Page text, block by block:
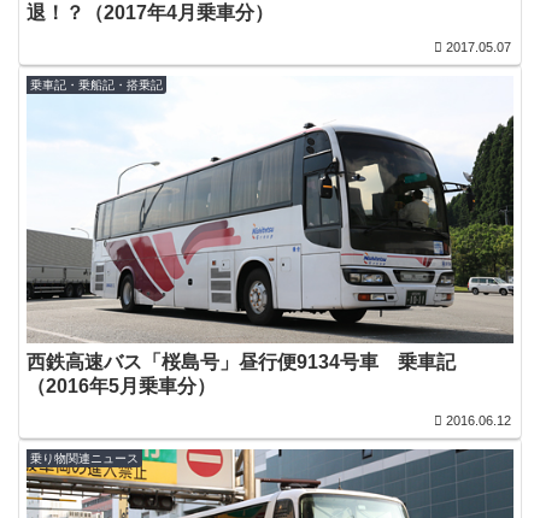
退！？（2017年4月乗車分）
2017.05.07
乗車記・乗船記・搭乗記
西鉄高速バス「桜島号」昼行便9134号車 乗車記
（2016年5月乗車分）
2016.06.12
乗り物関連ニュース